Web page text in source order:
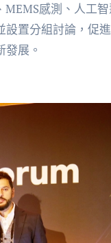
感測、人工
置分組討論，促
展。